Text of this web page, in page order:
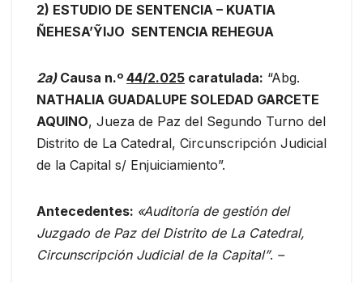
2) ESTUDIO DE SENTENCIA – KUATIA
ÑEHESA’ỸIJO SENTENCIA REHEGUA
2a) Causa n.º 44/2.025 caratulada: “Abg.
NATHALIA GUADALUPE SOLEDAD GARCETE
AQUINO, Jueza de Paz del Segundo Turno del
Distrito de La Catedral, Circunscripción Judicial
de la Capital s/ Enjuiciamiento”.
Antecedentes: «Auditoría de gestión del
Juzgado de Paz del Distrito de La Catedral,
Circunscripción Judicial de la Capital”. –